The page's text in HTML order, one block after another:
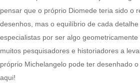
pensar que o próprio Diomede teria sido o
desenhos, mas o equilíbrio de cada
especialistas por ser algo
muitos pesquisadores e historiadores a
próprio Michelangelo pode ter desenhado
aqui!